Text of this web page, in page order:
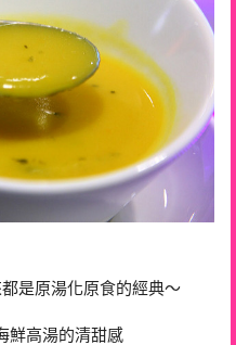
是原湯化原食的經典～
鮮高湯的清甜感